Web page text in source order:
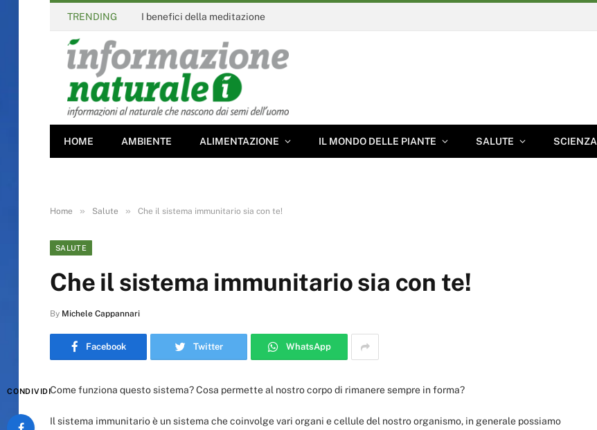
TRENDING I benefici della meditazione
HOME AMBIENTE ALIMENTAZIONE IL MONDO DELLE PIANTE SALUTE SCIENZA
Home » Salute » Che il sistema immunitario sia con te!
SALUTE
Che il sistema immunitario sia con te!
By Michele Cappannari
Facebook Twitter WhatsApp
CONDIVIDICome funziona questo sistema? Cosa permette al nostro corpo di rimanere sempre in forma?
Il sistema immunitario è un sistema che coinvolge vari organi e cellule del nostro organismo, in generale possiamo